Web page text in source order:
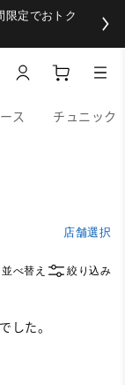
限定でおトク
ス チュニック
店舗選択
並べ替え 絞り込み
した。